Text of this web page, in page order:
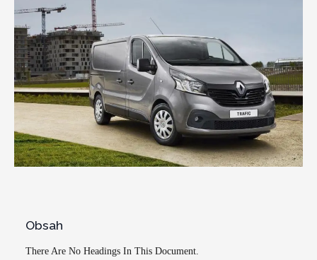
Obsah
There Are No Headings In This Document.